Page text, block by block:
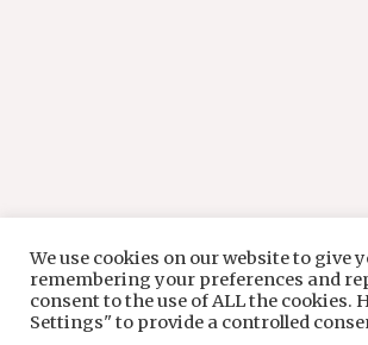
We use cookies on our website to give
remembering your preferences and
consent to the use of ALL the cookies.
Settings" to provide a controlled